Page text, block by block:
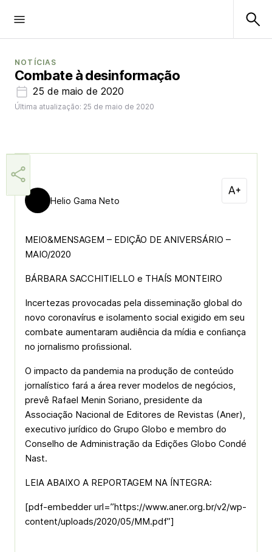
NOTÍCIAS
Combate à desinformação
25 de maio de 2020
Última atualização: 25 de maio de 2020
Helio Gama Neto
MEIO&MENSAGEM – EDIÇÃO DE ANIVERSÁRIO –
MAIO/2020
BÁRBARA SACCHITIELLO e THAÍS MONTEIRO
Incertezas provocadas pela disseminação global do
novo coronavírus e isolamento social exigido em seu
combate aumentaram audiência da mídia e conﬁança
no jornalismo proﬁssional.
O impacto da pandemia na produção de conteúdo
jornalístico fará a área rever modelos de negócios,
prevê Rafael Menin Soriano, presidente da
Associação Nacional de Editores de Revistas (Aner),
executivo jurídico do Grupo Globo e membro do
Conselho de Administração da Edições Globo Condé
Nast.
LEIA ABAIXO A REPORTAGEM NA ÍNTEGRA:
[pdf-embedder url=”https://www.aner.org.br/v2/wp-
content/uploads/2020/05/MM.pdf”]